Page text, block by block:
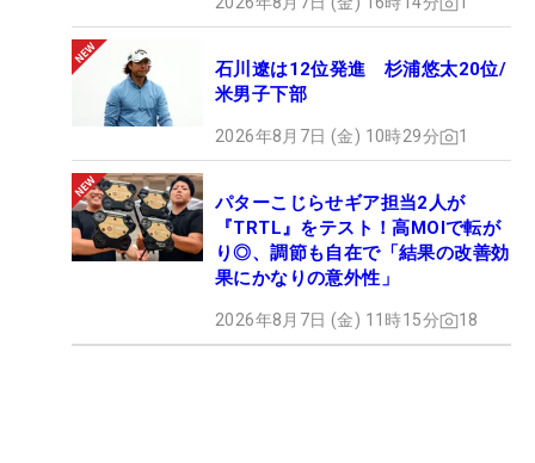
石川遼は12位発進 杉浦悠太20位/
米男子下部
2026年8月7日 (金) 10時29分 1
パターこじらせギア担当2人が
『TRTL』をテスト！高MOIで転が
り◎、調節も自在で「結果の改善効
果にかなりの意外性」
2026年8月7日 (金) 11時15分 18